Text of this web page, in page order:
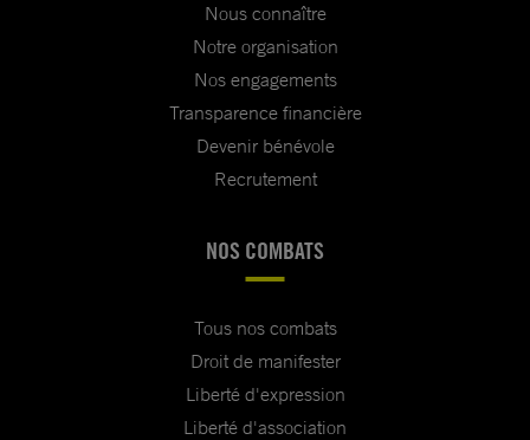
Nous connaître
Notre organisation
Nos engagements
Transparence financière
Devenir bénévole
Recrutement
NOS COMBATS
Tous nos combats
Droit de manifester
Liberté d'expression
Liberté d'association